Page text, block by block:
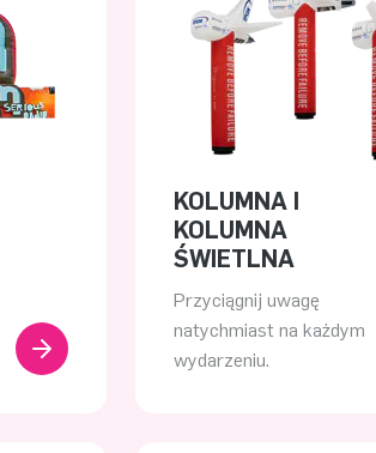
KOLUMNA I
KOLUMNA
ŚWIETLNA
Przyciągnij uwagę
natychmiast na każdym
wydarzeniu.